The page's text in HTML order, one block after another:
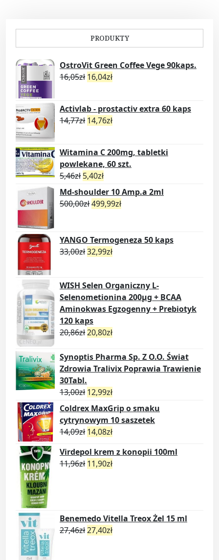
PRODUKTY
OstroVit Green Coffee Vege 90kaps.
16,05zł 16,04zł
Activlab - prostactiv extra 60 kaps
14,77zł 14,76zł
Witamina C 200mg, tabletki
powlekane, 60 szt.
5,46zł 5,40zł
Md-shoulder 10 Amp.a 2ml
500,00zł499,99zł
YANGO Termogeneza 50 kaps
33,00zł32,99zł
WISH Selen Organiczny L-
Selenometionina 200µg + BCAA
Aminokwas Egzogenny + Prebiotyk
120 kaps
20,86zł20,80zł
Synoptis Pharma Sp. Z O.O. Świat
Zdrowia Tralivix Poprawia Trawienie
30Tabl.
13,00zł 12,99zł
Coldrex MaxGrip o smaku
cytrynowym 10 saszetek
14,09zł 14,08zł
Virdepol krem z konopii 100ml
11,96zł 11,90zł
Benemedo Vitella Treox Żel 15 ml
27,46zł27,40zł